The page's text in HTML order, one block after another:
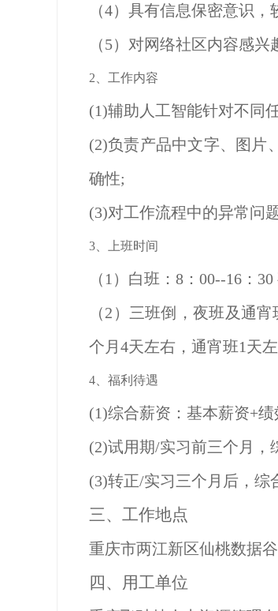
（4）具有信息保密意识，
（5）对网络社区内容感兴
2、 工作内容
(1)辅助人工智能针对不同
(2)负责产品中文字、图片
确性;
(3)对工作流程中的异常问
3、上班时间
（ 1）白班：8：00--16：
（2）三班倒，夜班及通
个月4天左右，通宵班1天左
4、福利待遇
(1)综合薪资：基本薪资+绩
(2)试用期/实习前三个月，
(3)转正/实习三个月后，综
三、 工作地点
重庆市两江新区仙桃数据谷
四、 用工单位